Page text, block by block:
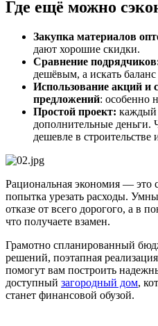
Где ещё можно
Закупка материалов
дают хорошие скидки.
Сравнение
дешёвым, а искать
Использование акций и
предложений: особенно
Простой проект: каждый
дополнительные
дешевле в
Рациональная экономия — это
попытка урезать расходы.
отказе от всего дорогого, а в
что получаете взамен.
Грамотно спланированный
решений, поэтапная
помогут вам построить
доступный загородный дом,
станет финансовой обузой.